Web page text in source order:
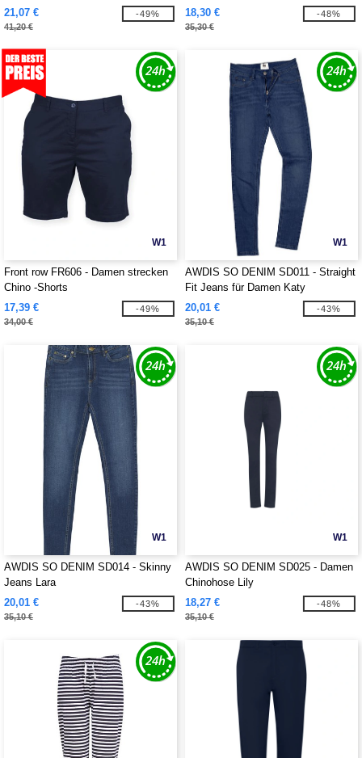
21,07 €
41,20 €
-49% 18,30 €
35,30 €
-48%
W1
Front row FR606 - Damen strecken
Chino -Shorts
17,39 €
34,00 €
-49%
W1
AWDIS SO DENIM SD011 - Straight
Fit Jeans für Damen Katy
20,01 €
35,10 €
-43%
W1
AWDIS SO DENIM SD014 - Skinny
Jeans Lara
20,01 €
35,10 €
-43%
W1
AWDIS SO DENIM SD025 - Damen
Chinohose Lily
18,27 €
35,10 €
-48%